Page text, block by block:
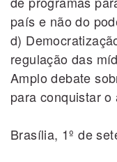
país e não do
d)
regulação das
Amplo debate
para conquistar
Brasília, 1º de